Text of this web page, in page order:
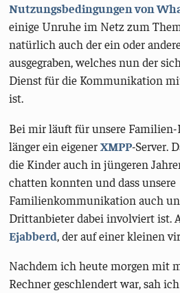
Nutzungsbedingungen von
einige Unruhe im Netz zum
natürlich auch der ein oder
ausgegraben, welches nun der
Dienst für die Kommunikation
ist.
Bei mir läuft für unsere
länger ein eigenerXMPP-Server.
die Kinder auch in jüngeren
chatten konnten und dass unsere
Familienkommunikation auch
Drittanbieter dabei involviert ist.
Ejabberd, der auf einer kleinen
Nachdem ich heute morgen mit
Rechner geschlendert war, sah